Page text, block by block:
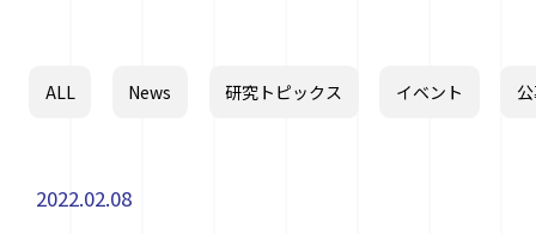
ALL News 研究トピックス イベント
2022.02.08